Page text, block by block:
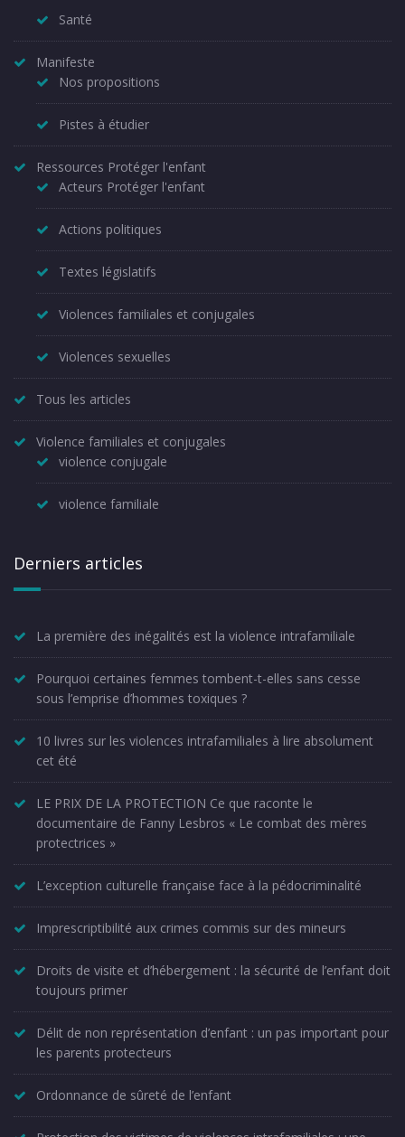
Santé
Manifeste
Nos propositions
Pistes à étudier
Ressources Protéger l'enfant
Acteurs Protéger l'enfant
Actions politiques
Textes législatifs
Violences familiales et conjugales
Violences sexuelles
Tous les articles
Violence familiales et conjugales
violence conjugale
violence familiale
Derniers articles
La première des inégalités est la violence intrafamiliale
Pourquoi certaines femmes tombent-t-elles sans cesse
sous l’emprise d’hommes toxiques ?
10 livres sur les violences intrafamiliales à lire absolument
cet été
LE PRIX DE LA PROTECTION Ce que raconte le
documentaire de Fanny Lesbros « Le combat des mères
protectrices »
L’exception culturelle française face à la pédocriminalité
Imprescriptibilité aux crimes commis sur des mineurs
Droits de visite et d’hébergement : la sécurité de l’enfant doit
toujours primer
Délit de non représentation d’enfant : un pas important pour
les parents protecteurs
Ordonnance de sûreté de l’enfant